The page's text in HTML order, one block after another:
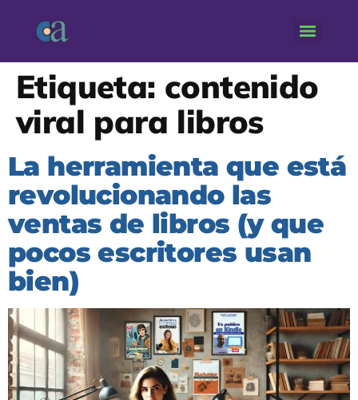
Etiqueta: contenido
viral para libros
La herramienta que está
revolucionando las
ventas de libros (y que
pocos escritores usan
bien)